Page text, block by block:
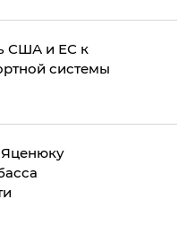
США и ЕС к
системы